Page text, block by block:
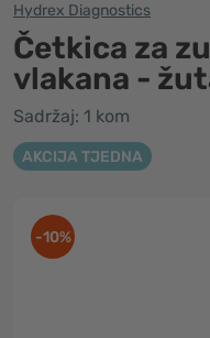
Hydrex Diagnostics
Četkica za
vlakana -
Sadržaj: 1 kom
AKCIJA TJEDNA
-10%